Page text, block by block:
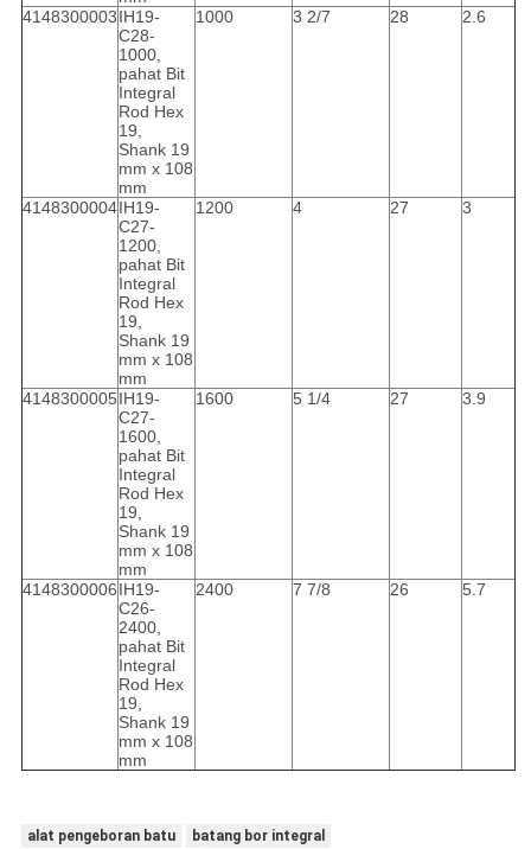
4148300003IH19-
C28-
1000,
pahat Bit
Integral
Rod Hex
19,
Shank 19
mm x 108
mm
1000 3 2/7 28 2.6
4148300004IH19-
C27-
1200,
pahat Bit
Integral
Rod Hex
19,
Shank 19
mm x 108
mm
1200 4 27 3
4148300005IH19-
C27-
1600,
pahat Bit
Integral
Rod Hex
19,
Shank 19
mm x 108
mm
1600 5 1/4 27 3.9
4148300006IH19-
C26-
2400,
pahat Bit
Integral
Rod Hex
19,
Shank 19
mm x 108
mm
2400 7 7/8 26 5.7
alat pengeboran batu
batang bor integral